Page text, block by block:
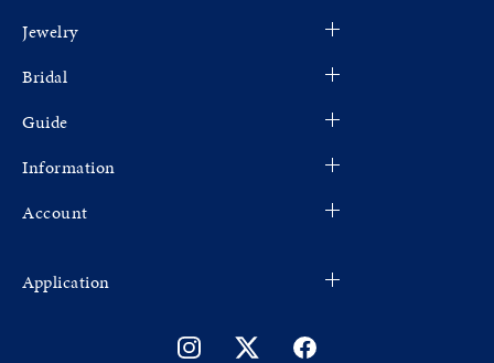
Jewelry
Bridal
Guide
Information
Account
Application